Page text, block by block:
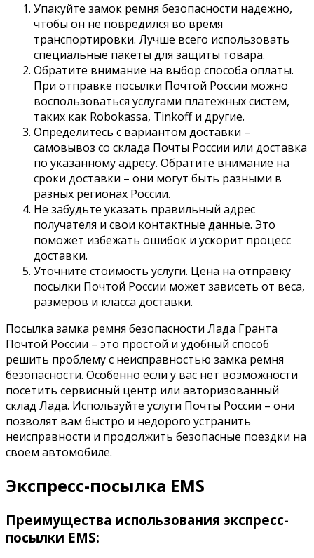
Упакуйте замок ремня безопасности надежно,
чтобы он не повредился во время
транспортировки. Лучше всего использовать
специальные пакеты для защиты товара.
Обратите внимание на выбор способа оплаты.
При отправке посылки Почтой России можно
воспользоваться услугами платежных систем,
таких как Robokassa, Tinkoff и другие.
Определитесь с вариантом доставки –
самовывоз со склада Почты России или доставка
по указанному адресу. Обратите внимание на
сроки доставки – они могут быть разными в
разных регионах России.
Не забудьте указать правильный адрес
получателя и свои контактные данные. Это
поможет избежать ошибок и ускорит процесс
доставки.
Уточните стоимость услуги. Цена на отправку
посылки Почтой России может зависеть от веса,
размеров и класса доставки.
Посылка замка ремня безопасности Лада Гранта
Почтой России – это простой и удобный способ
решить проблему с неисправностью замка ремня
безопасности. Особенно если у вас нет возможности
посетить сервисный центр или авторизованный
склад Лада. Используйте услуги Почты России – они
позволят вам быстро и недорого устранить
неисправности и продолжить безопасные поездки на
своем автомобиле.
Экспресс-посылка EMS
Преимущества использования экспресс-
посылки EMS: